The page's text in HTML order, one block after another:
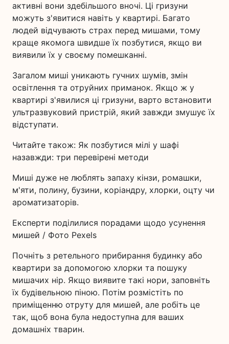
активні вони здебільшого вночі. Ці гризуни
можуть з'явитися навіть у квартирі. Багато
людей відчувають страх перед мишами, тому
краще якомога швидше їх позбутися, якщо ви
виявили їх у своєму помешканні.
Загалом миші уникають гучних шумів, змін
освітлення та отруйних приманок. Якщо ж у
квартирі з'явилися ці гризуни, варто встановити
ультразвуковий пристрій, який завжди змушує їх
відступати.
Читайте також: Як позбутися мілі у шафі
назавжди: три перевірені методи
Миші дуже не люблять запаху кінзи, ромашки,
м'яти, полину, бузини, коріандру, хлорки, оцту чи
ароматизаторів.
Експерти поділилися порадами щодо усунення
мишей / Фото Pexels
Почніть з ретельного прибирання будинку або
квартири за допомогою хлорки та пошуку
мишачих нір. Якщо виявите такі нори, заповніть
їх будівельною піною. Потім розмістіть по
приміщенню отруту для мишей, але робіть це
так, щоб вона була недоступна для ваших
домашніх тварин.